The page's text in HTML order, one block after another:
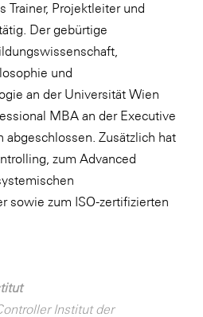
Österreich
und
Finanzdienstleister
Trainer, Projektleiter und
Der gebürtige
und
an der Universität Wien
MBA an der Executive
abgeschlossen. Zusätzlich hat
zum Advanced
sowie zum ISO-zertifizierten
Institut der